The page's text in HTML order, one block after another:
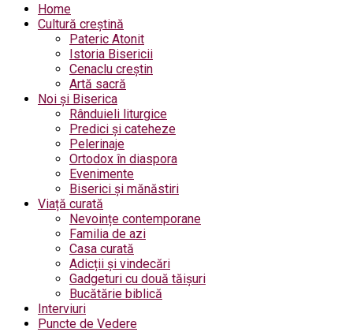
Home
Cultură creștină
Pateric Atonit
Istoria Bisericii
Cenaclu creștin
Artă sacră
Noi și Biserica
Rânduieli liturgice
Predici și cateheze
Pelerinaje
Ortodox în diaspora
Evenimente
Biserici și mănăstiri
Viață curată
Nevoințe contemporane
Familia de azi
Casa curată
Adicții și vindecări
Gadgeturi cu două tăișuri
Bucătărie biblică
Interviuri
Puncte de Vedere